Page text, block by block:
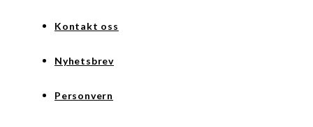
Kontakt oss
Nyhetsbrev
Personvern